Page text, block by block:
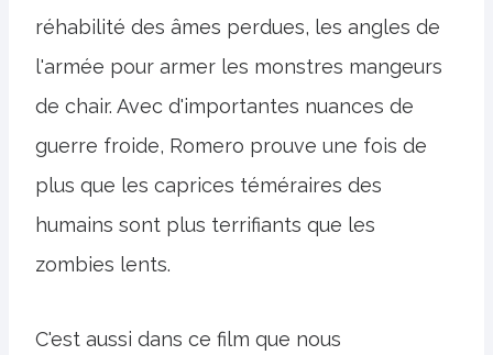
réhabilité des âmes perdues, les angles de
l'armée pour armer les monstres mangeurs
de chair. Avec d'importantes nuances de
guerre froide, Romero prouve une fois de
plus que les caprices téméraires des
humains sont plus terrifiants que les
zombies lents.
C'est aussi dans ce film que nous